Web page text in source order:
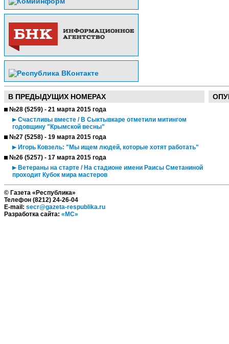
В ПРЕДЫДУЩИХ НОМЕРАХ
№28 (5259) - 21 марта 2015 года
Счастливы вместе / В Сыктывкаре отметили митингом
годовщину "Крымской весны"
№27 (5258) - 19 марта 2015 года
Игорь Ковзель: "Мы ищем людей, которые хотят работать"
№26 (5257) - 17 марта 2015 года
Ветераны на старте / На стадионе имени Раисы Сметаниной
проходит Кубок мира мастеров
© Газета «Республика»
Телефон (8212) 24-26-04
E-mail: secr@gazeta-respublika.ru
Разработка сайта: «МС»